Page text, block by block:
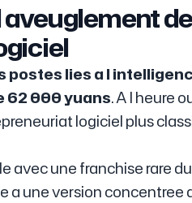
aveuglement
postes lies a l
62 000 yuans. A l heure
logiciel plus
avec une franchise rare
a une version concentree